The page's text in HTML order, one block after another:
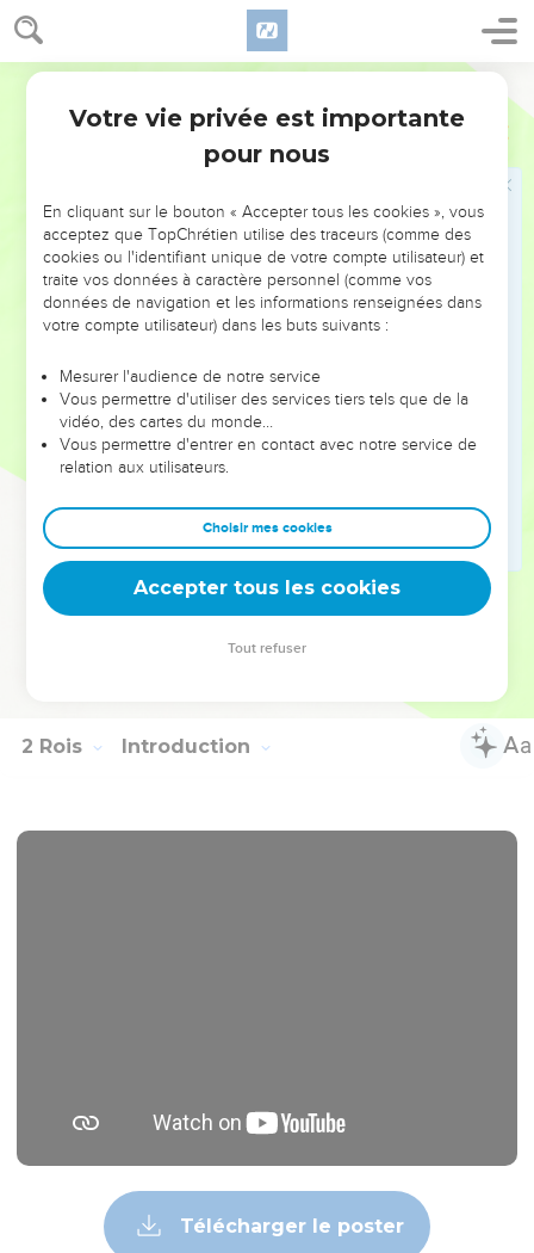
1 Rois 22
47 (22 : 48) Il n'y avait point de roi en Édom : c'était un
intendant qui gouvernait.
aller à Ophir chercher de l'or ; mais il n'y alla point, parce que
les navires se brisèrent à Etsjon Guéber.
(22 : 50) Alors Achazia, fils d'Achab, dit à Josaphat : Veux-
tu que mes serviteurs aillent avec les tiens sur des navires ?
Et Josaphat ne voulut pas.
(22 : 51) Josaphat se coucha avec ses pères, et il fut
enterré avec ses pères dans la ville de David, son père. Et
(22 : 52) Achazia, fils d'Achab, régna sur Israël à Samarie, la
dix-septième année de Josaphat, roi de Juda. Il régna deux
ans sur Israël.
(22 : 53) Il fit ce qui est mal aux yeux de l'Éternel, et il
marcha dans la voie de son père et dans la voie de sa mère,
et dans la voie de Jéroboam, fils de Nebath, qui avait fait
2 Rois Introduction
Télécharger le poster
Votre vie privée est importante
pour nous
En cliquant sur le bouton « Accepter tous les cookies », vous
acceptez que TopChrétien utilise des traceurs (comme des
cookies ou l'identifiant unique de votre compte utilisateur) et
traite vos données à caractère personnel (comme vos
données de navigation et les informations renseignées dans
votre compte utilisateur) dans les buts suivants :
Mesurer l'audience de notre service
Vous permettre d'utiliser des services tiers tels que de la
vidéo, des cartes du monde…
Vous permettre d'entrer en contact avec notre service de
relation aux utilisateurs.
Choisir mes cookies
Accepter tous les cookies
Tout refuser